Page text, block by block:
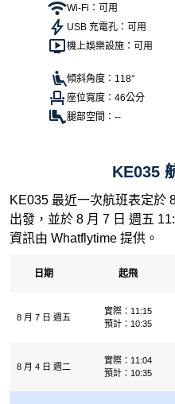
Wi-Fi：可用
USB 充電孔：可用
機上娛樂設施：可用
傾斜角度：118°
座位寬度：46公分
腿部空間：--
KE035
KE035 最近一次航班表定於
出發，並於 8 月 7 日 週五
資訊由 Whatflytime 提供。
日期 起飛
8 月 7 日 週五
實際：11:15
預計：10:35
8 月 4 日 週二
實際：11:04
預計：10:35